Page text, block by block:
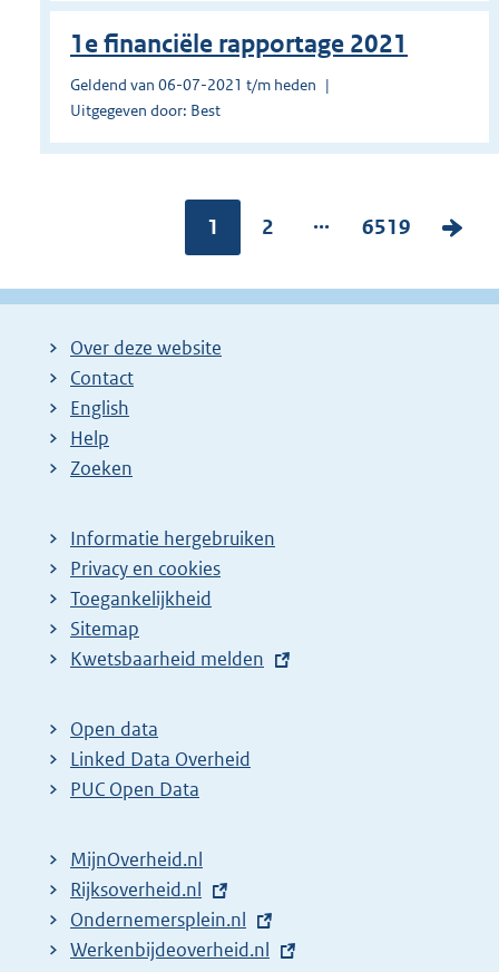
1e financiële rapportage 2021
Geldend van 06-07-2021 t/m heden
Uitgegeven door: Best
Pagina:
1
P
g
2 ...
P
g
6519
V
l
Over deze website
Contact
English
Help
Zoeken
Informatie hergebruiken
Privacy en cookies
Toegankelijkheid
Sitemap
E
t
e
r
l
i
n
k
Kwetsbaarheid melden
Open data
Linked Data Overheid
PUC Open Data
MijnOverheid.nl
E
x
t
Rijksoverheid.nl
E
x
Ondernemersplein.nl
E
Werkenbijdeoverheid.nl